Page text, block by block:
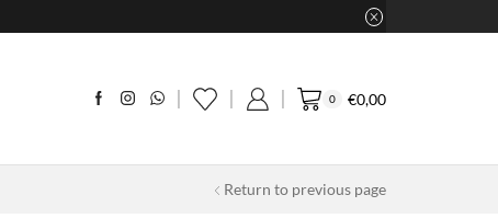
0 €0,00
Return to previous page